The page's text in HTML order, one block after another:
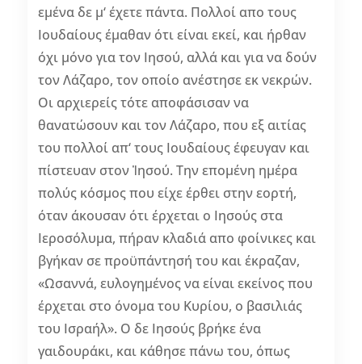
εμένα δε μ‘ έχετε πάντα. Πολλοί απο τους
Ιουδαίους έμαθαν ότι είναι εκεί, και ήρθαν
όχι μόνο για τον Ιησού, αλλά και για να δούν
τον Λάζαρο, τον οποίο ανέστησε εκ νεκρών.
Οι αρχιερείς τότε αποφάσισαν να
θανατώσουν και τον Λάζαρο, που εξ αιτίας
του πολλοί απ‘ τους Ιουδαίους έφευγαν και
πίστευαν στον Ἰησού. Την επομένη ημέρα
πολύς κόσμος που είχε έρθει στην εορτή,
όταν άκουσαν ότι έρχεται ο Ιησούς στα
Ιεροσόλυμα, πήραν κλαδιά απο φοίνικες και
βγήκαν σε προϋπάντησή του και έκραζαν,
«Ωσαννά, ευλογημένος να είναι εκείνος που
έρχεται στο όνομα του Κυρίου, ο βασιλιάς
του Ισραήλ». Ο δε Ιησούς βρήκε ένα
γαιδουράκι, και κάθησε πάνω του, όπως